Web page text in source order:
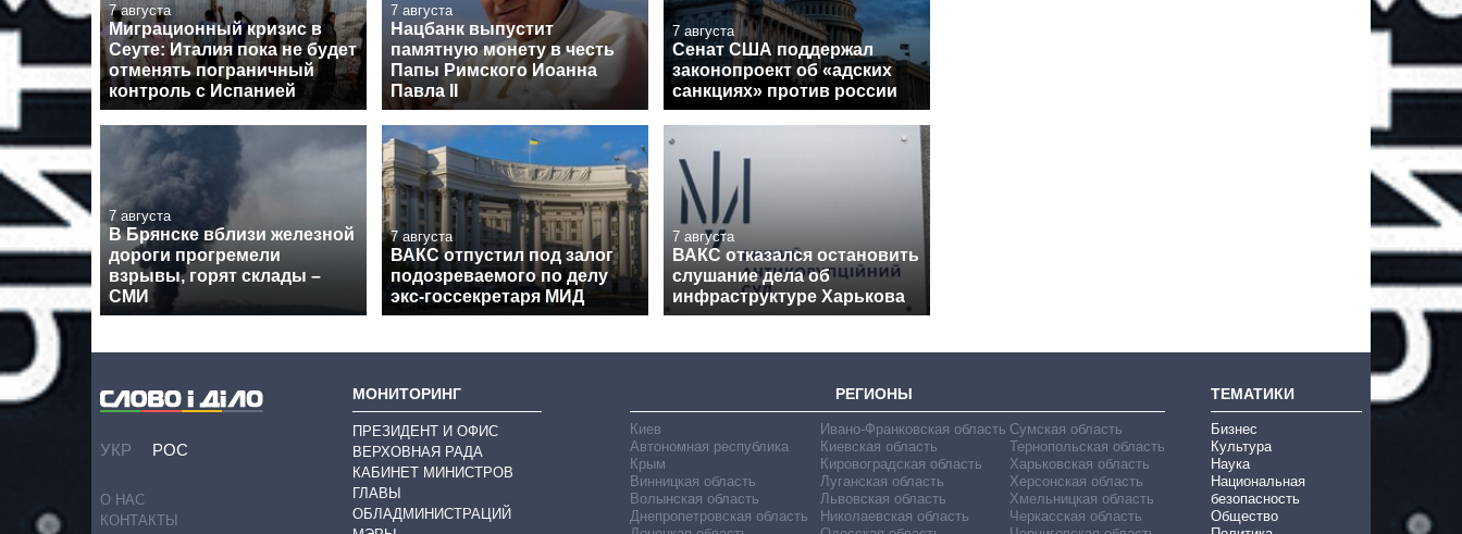
7 августа
Миграционный кризис в
Сеуте: Италия пока не будет
отменять пограничный
контроль с Испанией
7 августа
Нацбанк выпустит
памятную монету в честь
Папы Римского Иоанна
Павла II
7 августа
Сенат США поддержал
законопроект об «адских
санкциях» против россии
7 августа
В Брянске вблизи железной
дороги прогремели
взрывы, горят склады –
СМИ
7 августа
ВАКС отпустил под залог
подозреваемого по делу
экс-госсекретаря МИД
7 августа
ВАКС отказался остановить
слушание дела об
инфраструктуре Харькова
УКР РОС
О НАС
КОНТАКТЫ
МОНИТОРИНГ
ПРЕЗИДЕНТ И ОФИС
ВЕРХОВНАЯ РАДА
КАБИНЕТ МИНИСТРОВ
ГЛАВЫ
ОБЛАДМИНИСТРАЦИЙ
РЕГИОНЫ
Киев
Автономная республика
Крым
Винницкая область
Волынская область
Днепропетровская область
Ивано-Франковская область
Киевская область
Кировоградская область
Луганская область
Львовская область
Николаевская область
Сумская область
Тернопольская область
Харьковская область
Херсонская область
Хмельницкая область
Черкасская область
ТЕМАТИКИ
Бизнес
Культура
Наука
Национальная
безопасность
Общество